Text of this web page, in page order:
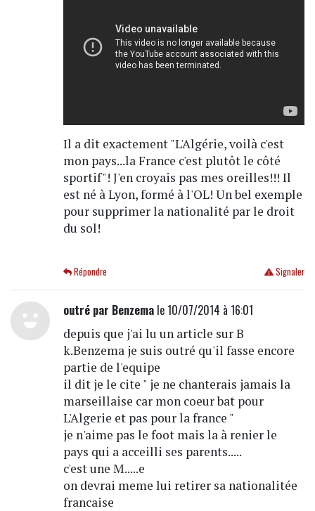
Il a dit exactement "L'Algérie, voilà c'est
mon pays...la France c'est plutôt le côté
sportif"! J'en croyais pas mes oreilles!!! Il
est né à Lyon, formé à l'OL! Un bel exemple
pour supprimer la nationalité par le droit
du sol!
Signaler
Répondre
outré par Benzemale 10/07/2014 à 16:01
depuis que j'ai lu un article sur B
k.Benzema je suis outré qu'il fasse encore
partie de l'equipe
il dit je le cite " je ne chanterais jamais la
marseillaise car mon coeur bat pour
L'Algerie et pas pour la france "
je n'aime pas le foot mais la à renier le
pays qui a acceilli ses parents.....
c'est une M.....e
on devrai meme lui retirer sa nationalitée
francaise